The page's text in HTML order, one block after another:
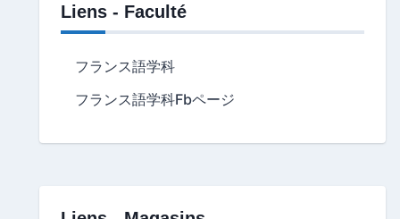
Liens - Faculté
フランス語学科
フランス語学科Fbページ